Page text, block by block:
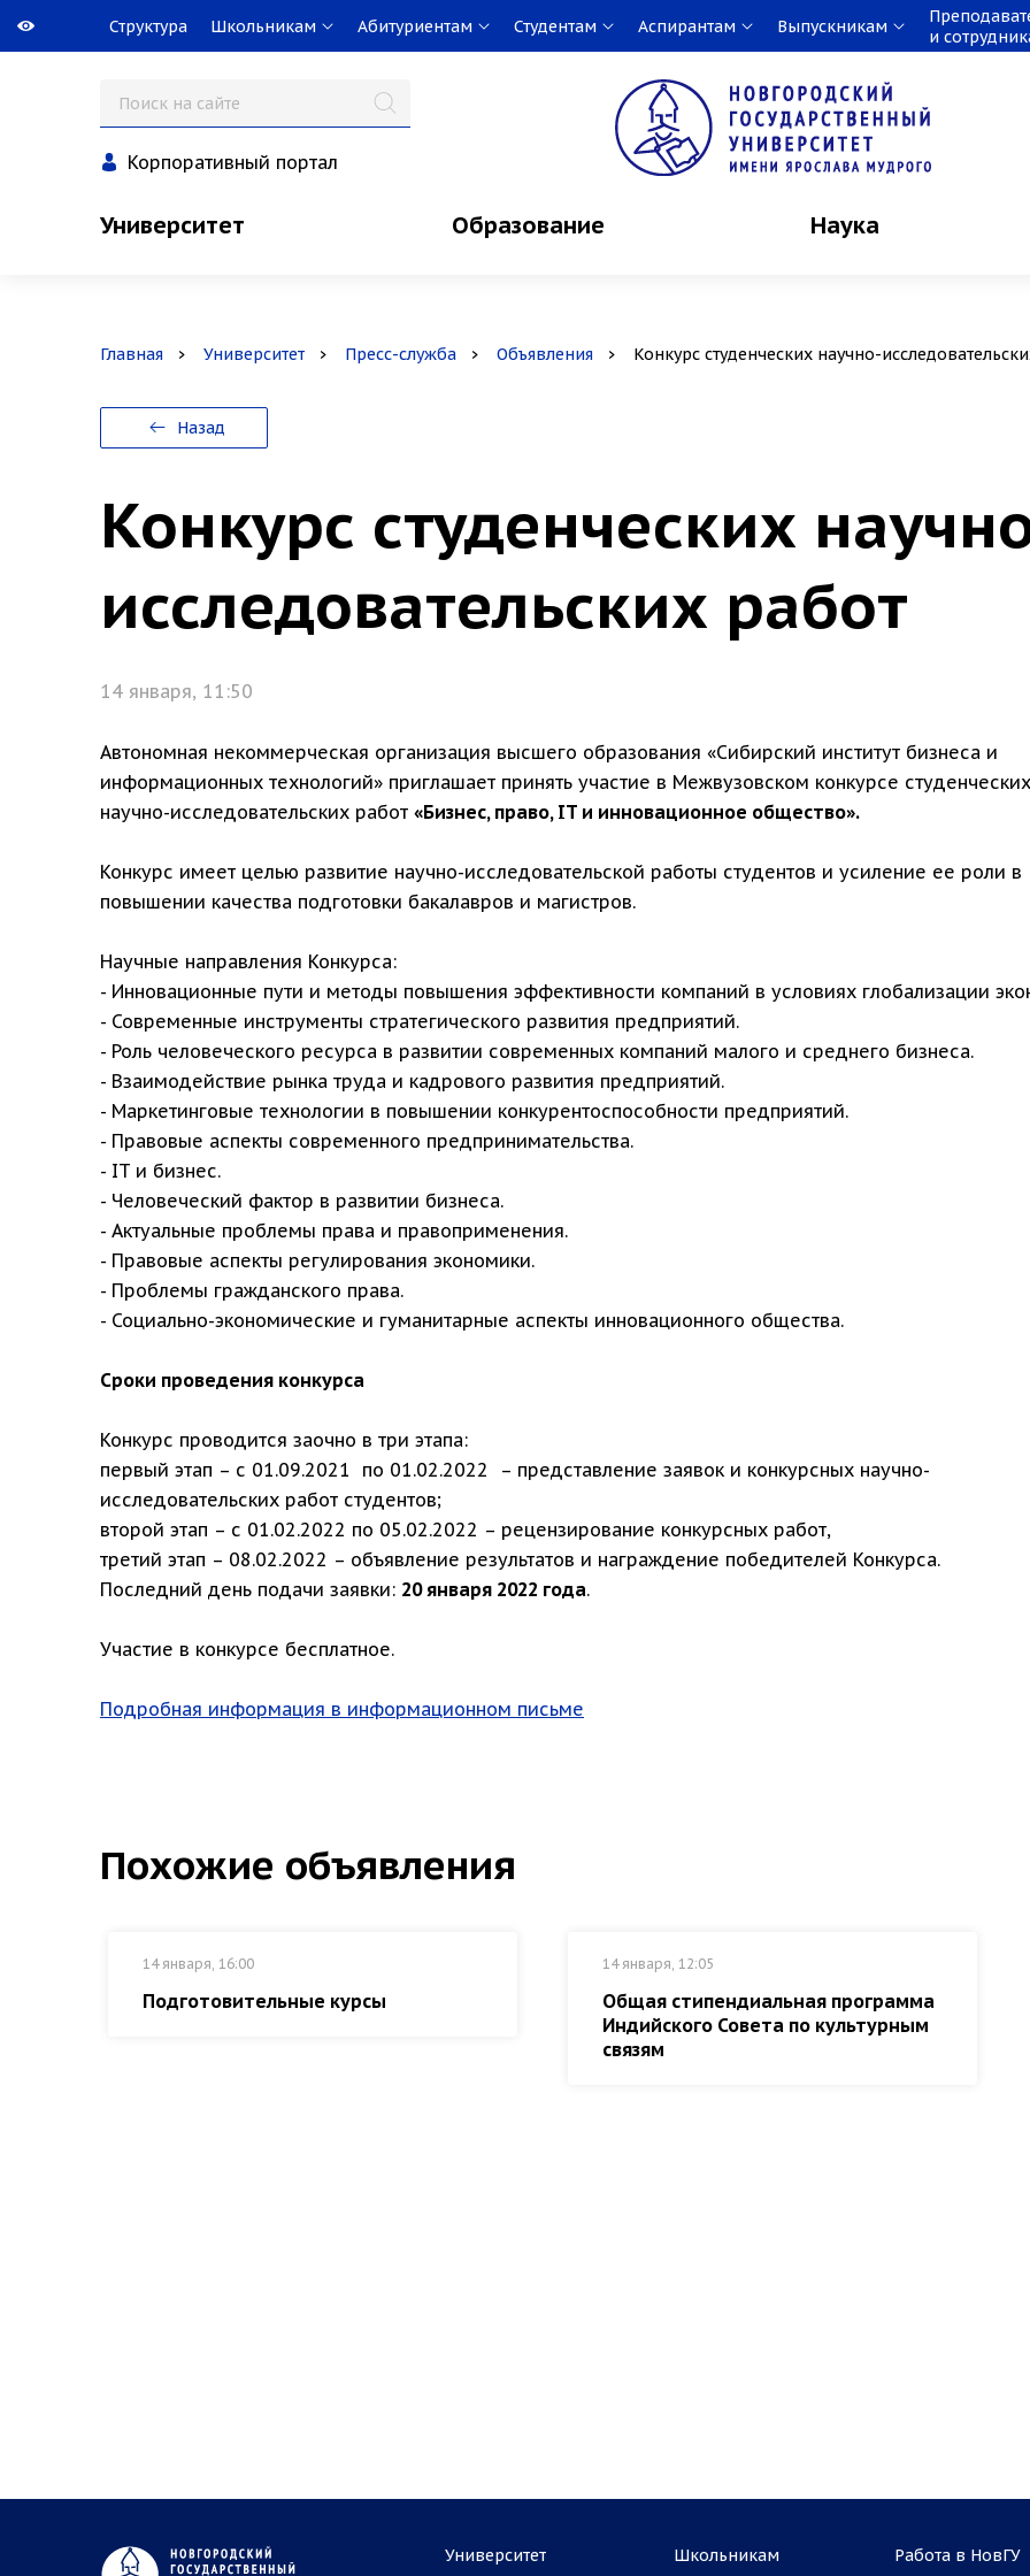
Структура Школьникам Абитуриентам Студентам Аспирантам Выпускникам
и
Корпоративный портал
Университет Образование Наука
Главная Университет Пресс-служба Объявления Конкурс студенческих научно-
Назад
Конкурс студенческих
исследовательских работ
14 января, 11:50
Автономная некоммерческая организация высшего образования «Сибирский институт бизнеса и
информационных технологий» приглашает принять участие в Межвузовском конкурсе студенческих
научно-исследовательских работ «Бизнес, право, IT и инновационное общество».
Конкурс имеет целью развитие научно-исследовательской работы студентов и усиление ее роли в
повышении качества подготовки бакалавров и магистров.
Научные направления Конкурса:
- Инновационные пути и методы повышения эффективности компаний в условиях глобализации
- Современные инструменты стратегического развития предприятий.
- Роль человеческого ресурса в развитии современных компаний малого и среднего бизнеса.
- Взаимодействие рынка труда и кадрового развития предприятий.
- Маркетинговые технологии в повышении конкурентоспособности предприятий.
- Правовые аспекты современного предпринимательства.
- IT и бизнес.
- Человеческий фактор в развитии бизнеса.
- Актуальные проблемы права и правоприменения.
- Правовые аспекты регулирования экономики.
- Проблемы гражданского права.
- Социально-экономические и гуманитарные аспекты инновационного общества.
Сроки проведения конкурса
Конкурс проводится заочно в три этапа:
первый этап – с 01.09.2021 по 01.02.2022 – представление заявок и конкурсных научно-
исследовательских работ студентов;
второй этап – с 01.02.2022 по 05.02.2022 – рецензирование конкурсных работ,
третий этап – 08.02.2022 – объявление результатов и награждение победителей Конкурса.
Последний день подачи заявки: 20 января 2022 года.
Участие в конкурсе бесплатное.
Подробная информация в информационном письме
Похожие объявления
14 января, 16:00
Подготовительные курсы
14 января, 12:05
Общая стипендиальная программа
Индийского Совета по культурным
связям
Университет Школьникам Работа в НовГУ